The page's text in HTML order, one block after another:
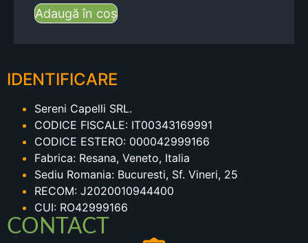
Adaugă în coș
IDENTIFICARE
Sereni Capelli SRL.
CODICE FISCALE: IT00343169991
CODICE ESTERO: 000042999166
Fabrica: Resana, Veneto, Italia
Sediu Romania: Bucuresti, Sf. Vineri, 25
RECOM: J2020010944400
CUI: RO42999166
CONTACT